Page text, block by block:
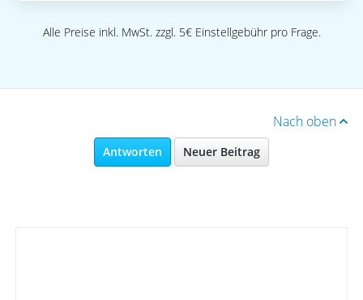
Alle Preise inkl. MwSt. zzgl. 5€ Einstellgebühr pro Frage.
Nach oben
Antworten Neuer Beitrag